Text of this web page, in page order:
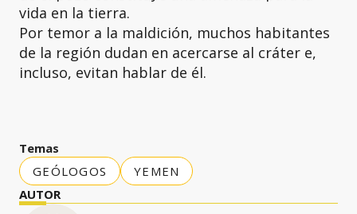
vida en la tierra.
Por temor a la maldición, muchos habitantes
de la región dudan en acercarse al cráter e,
incluso, evitan hablar de él.
Temas
GEÓLOGOS
YEMEN
AUTOR